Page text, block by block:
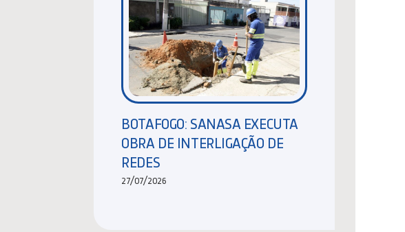
BOTAFOGO: SANASA EXECUTA
OBRA DE INTERLIGAÇÃO DE
REDES
27/07/2026